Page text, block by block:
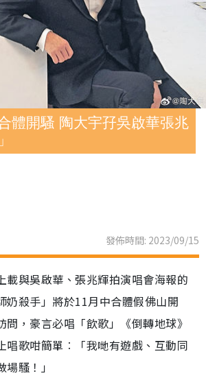
體開騷 陶大宇孖吳啟華張兆
發佈時間: 2023/09/15
載與吳啟華、張兆輝拍演唱會海報的
奶殺手」將於11月中合體假佛山開
問，豪言必唱「飲歌」《倒轉地球》
唱歌咁簡單︰「我哋有遊戲、互動同
騷！」